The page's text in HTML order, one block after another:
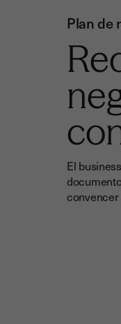
Plan de
El
convencer